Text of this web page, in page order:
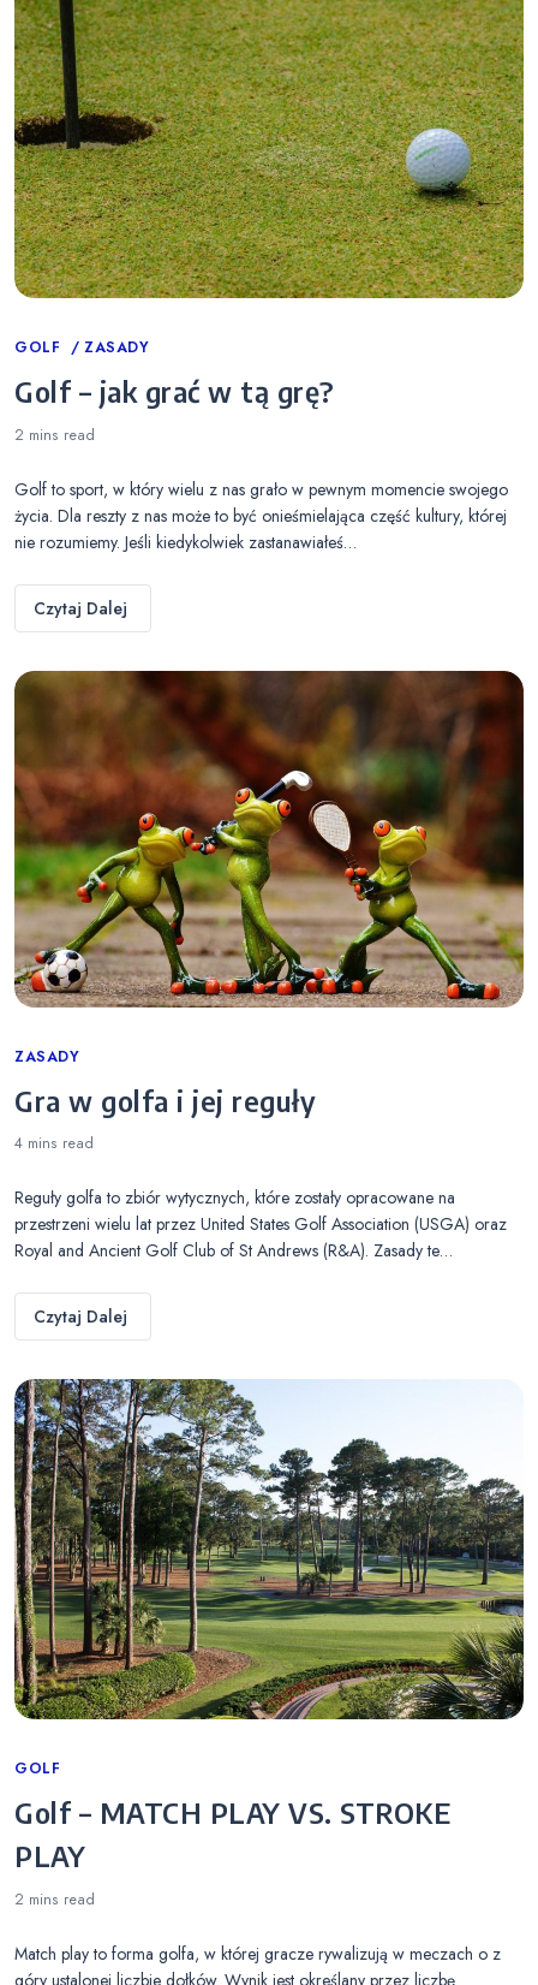
Categories
GOLF ZASADY
Golf – jak grać w tą grę?
2 mins read
Golf to sport, w który wielu z nas grało w pewnym momencie swojego
życia. Dla reszty z nas może to być onieśmielająca część kultury, której
nie rozumiemy. Jeśli kiedykolwiek zastanawiałeś…
Czytaj Dalej
Categories
ZASADY
Gra w golfa i jej reguły
4 mins read
Reguły golfa to zbiór wytycznych, które zostały opracowane na
przestrzeni wielu lat przez United States Golf Association (USGA) oraz
Royal and Ancient Golf Club of St Andrews (R&A). Zasady te…
Czytaj Dalej
Categories
GOLF
Golf – MATCH PLAY VS. STROKE
PLAY
2 mins read
Match play to forma golfa, w której gracze rywalizują w meczach o z
góry ustalonej liczbie dołków. Wynik jest określany przez liczbę